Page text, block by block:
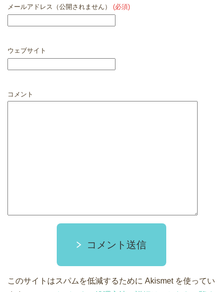
メールアドレス（公開されません） (必須)
ウェブサイト
コメント
コメント送信
このサイトはスパムを低減するために Akismet を使ってい